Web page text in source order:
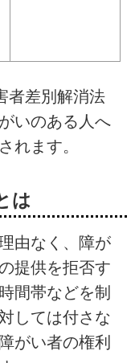
者差別解消法
いのある人へ
れます。
は
由なく、障が
提供を拒否す
間帯などを制
しては付さな
がい者の権利